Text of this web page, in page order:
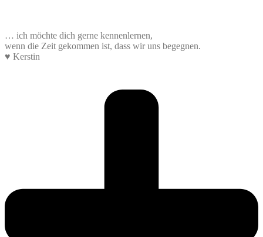
… ich möchte dich gerne kennenlernen,
wenn die Zeit gekommen ist, dass wir uns begegnen.
♥️ Kerstin